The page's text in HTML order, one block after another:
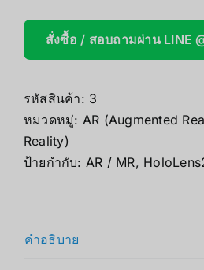
สั่งซื้อ / สอบถามผ่าน LINE
รหัสสินค้า: 3
หมวดหมู่: AR (Augmented
Reality)
ป้ายกำกับ: AR / MR,
คำอธิบาย